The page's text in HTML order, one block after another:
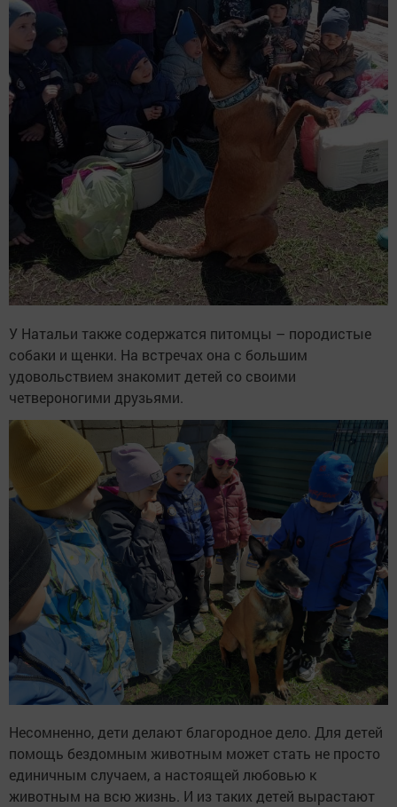
У Натальи также содержатся питомцы – породистые
собаки и щенки. На встречах она с большим
удовольствием знакомит детей со своими
четвероногими друзьями.
Несомненно, дети делают благородное дело. Для детей
помощь бездомным животным может стать не просто
единичным случаем, а настоящей любовью к
животным на всю жизнь. И из таких детей вырастают